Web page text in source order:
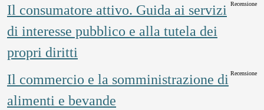
Il consumatore attivo. Guida ai servizi
di interesse pubblico e alla tutela dei
propri diritti
Recensione
Il commercio e la somministrazione di
alimenti e bevande
Recensione